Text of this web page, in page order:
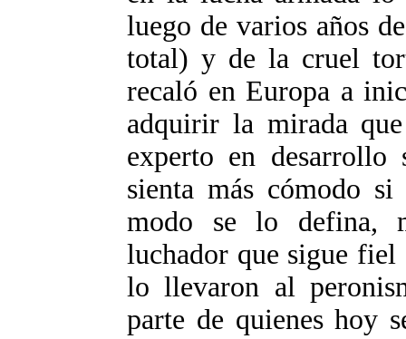
luego de varios años
total) y de la cruel
recaló en Europa a
adquirir la mirada
experto en desarrollo
sienta más cómodo
modo se lo defina,
luchador que sigue fiel
lo llevaron al
parte de quienes hoy